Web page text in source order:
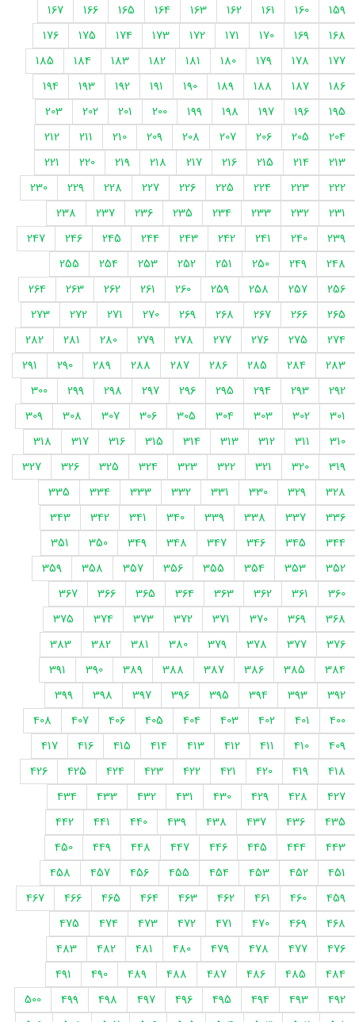
159
160
161
162
163
164
165
166
167
168
169
170
171
172
173
174
175
176
177
178
179
180
181
182
183
184
185
186
187
188
189
190
191
192
193
194
195
196
197
198
199
200
201
202
203
204
205
206
207
208
209
210
211
212
213
214
215
216
217
218
219
220
221
222
223
224
225
226
227
228
229
230
231
232
233
234
235
236
237
238
239
240
241
242
243
244
245
246
247
248
249
250
251
252
253
254
255
256
257
258
259
260
261
262
263
264
265
266
267
268
269
270
271
272
273
274
275
276
277
278
279
280
281
282
283
284
285
286
287
288
289
290
291
292
293
294
295
296
297
298
299
300
301
302
303
304
305
306
307
308
309
310
311
312
313
314
315
316
317
318
319
320
321
322
323
324
325
326
327
328
329
330
331
332
333
334
335
336
337
338
339
340
341
342
343
344
345
346
347
348
349
350
351
352
353
354
355
356
357
358
359
360
361
362
363
364
365
366
367
368
369
370
371
372
373
374
375
376
377
378
379
380
381
382
383
384
385
386
387
388
389
390
391
392
393
394
395
396
397
398
399
400
401
402
403
404
405
406
407
408
409
410
411
412
413
414
415
416
417
418
419
420
421
422
423
424
425
426
427
428
429
430
431
432
433
434
435
436
437
438
439
440
441
442
443
444
445
446
447
448
449
450
451
452
453
454
455
456
457
458
459
460
461
462
463
464
465
466
467
468
469
470
471
472
473
474
475
476
477
478
479
480
481
482
483
484
485
486
487
488
489
490
491
492
493
494
495
496
497
498
499
500